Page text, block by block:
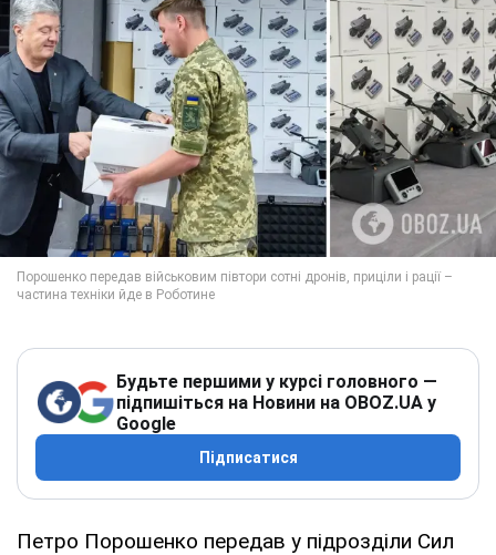
Будьте першими у курсі головного —
підпишіться на Новини на OBOZ.UA у
Google
Підписатися
Петро Порошенко передав у підрозділи Сил